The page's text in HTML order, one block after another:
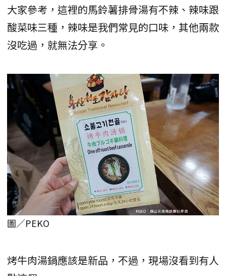
大家參考，這裡的馬鈴薯排骨湯有不辣、辣味跟
酸菜味三種，辣味是我們常見的口味，其他兩款
沒吃過，就無法分享。
圖／PEKO
烤牛肉湯鍋應該是新品，不過，現場沒看到有人